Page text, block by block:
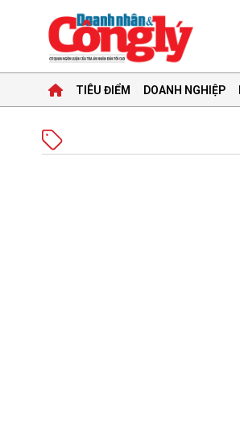
TIÊU ĐIỂM DOANH NGHIỆP